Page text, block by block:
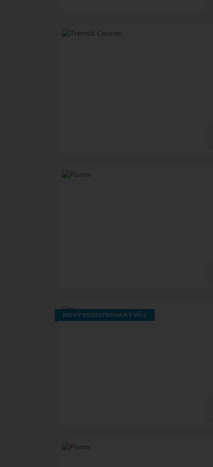
NOVÝ REGISTROVANÝ VŮZ